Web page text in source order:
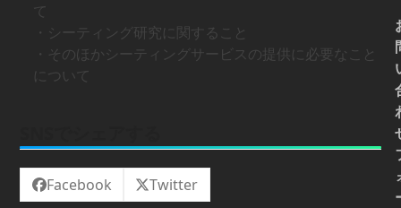
て
・シーティング研究に関すること
・そのほかシーティングサービスの提供に必要なこと
について
Facebook Twitter